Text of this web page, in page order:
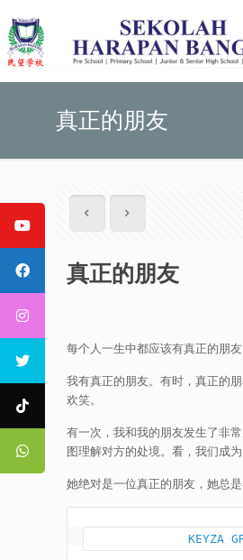
真正的朋友
真正的朋友
每个人一生中都应该有真正的朋
我有真正的朋友。有时，真正的
欢笑。
有一次，我和我的朋友发生了非
图理解对方的处境。看，我们成为
她绝对是一位真正的朋友，她总